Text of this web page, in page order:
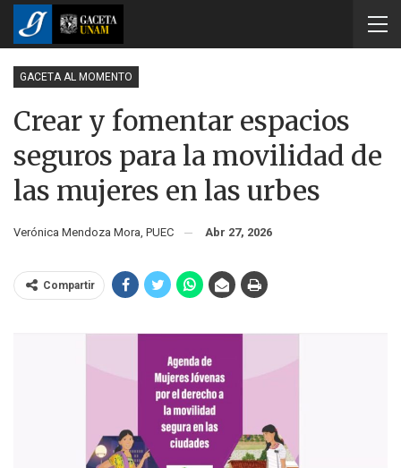
GACETA AL MOMENTO
Crear y fomentar espacios
seguros para la movilidad de
las mujeres en las urbes
Verónica Mendoza Mora, PUEC Abr 27, 2026
Compartir